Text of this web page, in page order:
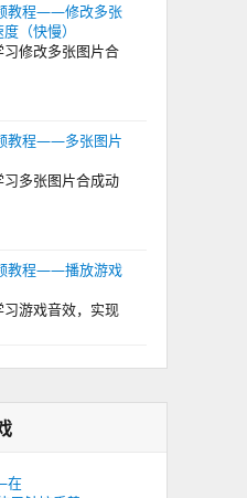
教程——修改多张
（快慢）
修改多张图片合
教程——多张图片
多张图片合成动
教程——播放游戏
游戏音效，实现
在